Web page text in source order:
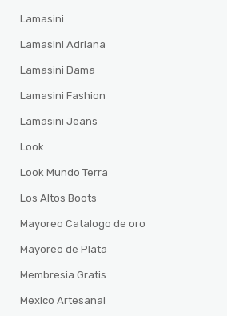
Lamasini
Lamasini Adriana
Lamasini Dama
Lamasini Fashion
Lamasini Jeans
Look
Look Mundo Terra
Los Altos Boots
Mayoreo Catalogo de oro
Mayoreo de Plata
Membresia Gratis
Mexico Artesanal